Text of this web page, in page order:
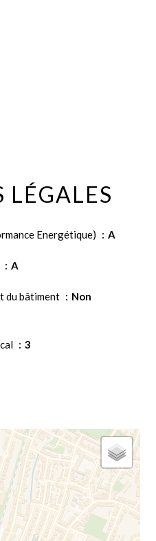
Energétique) A
A
du bâtiment
Non
3